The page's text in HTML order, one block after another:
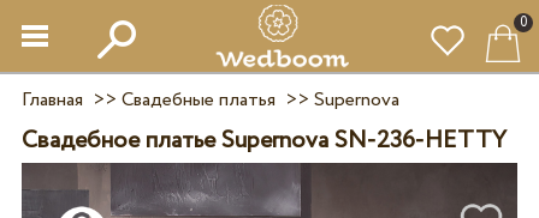
0
Главная >> Свадебные платья >> Supernova
Свадебное платье Supernova SN-236-HETTY